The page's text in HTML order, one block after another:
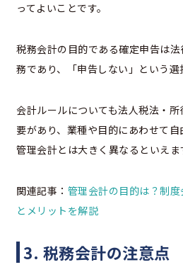
ってよいことです。
税務会計の目的である確定申告は
務であり、「申告しない」という選
会計ルールについても法人税法・
要があり、業種や目的にあわせて
管理会計とは大きく異なるといえま
関連記事： 管理会計の目的は？制
とメリットを解説
3. 税務会計の注意点